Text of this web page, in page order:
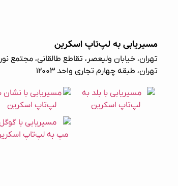
مسیریابی به لپ‌تاپ اسکرین
تهران، خیابان ولیعصر، تقاطع طالقانی، مجتمع نور
تهران، طبقه چهارم تجاری واحد ۱۲۰۰۳